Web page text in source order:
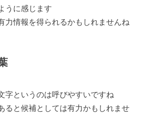
うに感じます
力情報を得られるかもしれませんね
字というのは呼びやすいですね
ると候補としては有力かもしれませ